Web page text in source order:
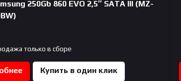
250Gb 860 EVO 2,5″ SATA III (MZ-
только в сборе
Купить в один клик